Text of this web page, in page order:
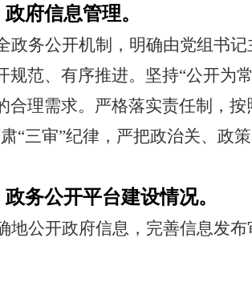
政府信息管理。
政务公开机制，明确由党组书
规范、有序推进。坚持“公开为
合理需求。严格落实责任制，
“三审”纪律，严把政治关、政
政务公开平台建设情况。
地公开政府信息，完善信息发